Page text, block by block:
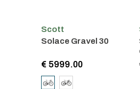
Scott
Solace Gravel 30
€ 5999.00